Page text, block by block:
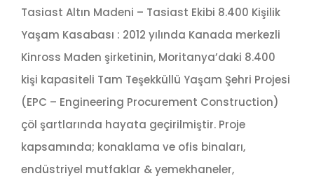
Tasiast Altın Madeni – Tasiast Ekibi 8.400 Kişilik
Yaşam Kasabası : 2012 yılında Kanada merkezli
Kinross Maden şirketinin, Moritanya’daki 8.400
kişi kapasiteli Tam Teşekküllü Yaşam Şehri Projesi
(EPC – Engineering Procurement Construction)
çöl şartlarında hayata geçirilmiştir. Proje
kapsamında; konaklama ve ofis binaları,
endüstriyel mutfaklar & yemekhaneler,